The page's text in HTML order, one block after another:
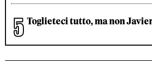
Toglieteci tutto, ma non